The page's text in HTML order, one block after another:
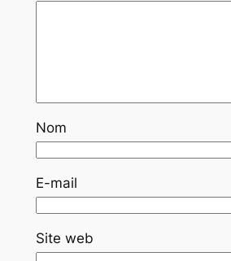
Nom
E-mail
Site web